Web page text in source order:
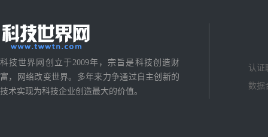
科技世界网创立于2009年，宗旨是科技创造财
富，网络改变世界。多年来力争通过自主创新的
技术实现为科技企业创造最大的价值。
认证
数据